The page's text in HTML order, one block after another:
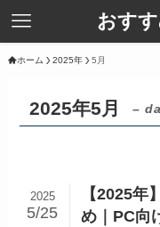
おす
ホーム 2025年 5月
2025年5月 –
【2025年
め｜PC向
2025
5/25